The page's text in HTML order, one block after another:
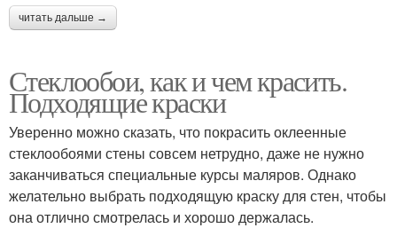
читать дальше →
Стеклообои, как и чем красить.
Подходящие краски
Уверенно можно сказать, что покрасить оклеенные
стеклообоями стены совсем нетрудно, даже не нужно
заканчиваться специальные курсы маляров. Однако
желательно выбрать подходящую краску для стен, чтобы
она отлично смотрелась и хорошо держалась.